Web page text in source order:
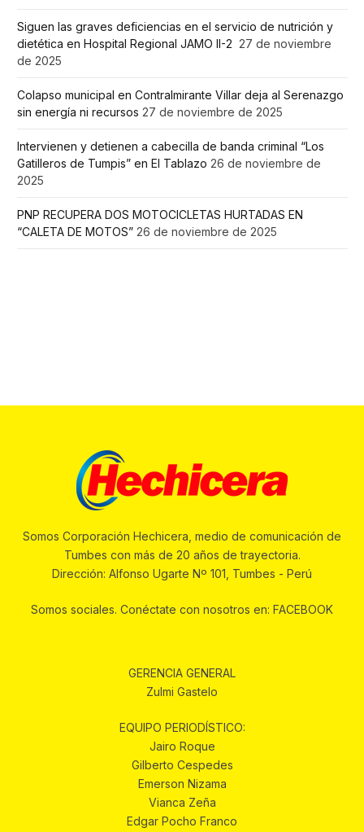
Siguen las graves deficiencias en el servicio de nutrición y
dietética en Hospital Regional JAMO II-2 27 de noviembre
de 2025
Colapso municipal en Contralmirante Villar deja al Serenazgo
sin energía ni recursos 27 de noviembre de 2025
Intervienen y detienen a cabecilla de banda criminal “Los
Gatilleros de Tumpis” en El Tablazo 26 de noviembre de
2025
PNP RECUPERA DOS MOTOCICLETAS HURTADAS EN
“CALETA DE MOTOS” 26 de noviembre de 2025
Somos Corporación Hechicera, medio de comunicación de
Tumbes con más de 20 años de trayectoria.
Dirección: Alfonso Ugarte Nº 101, Tumbes - Perú
Somos sociales. Conéctate con nosotros en: FACEBOOK
GERENCIA GENERAL
Zulmi Gastelo
EQUIPO PERIODÍSTICO:
Jairo Roque
Gilberto Cespedes
Emerson Nizama
Vianca Zeña
Edgar Pocho Franco